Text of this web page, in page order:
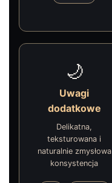
🌙
Uwagi
dodatkowe
Delikatna,
teksturowana i
naturalnie zmysłowa
konsystencja